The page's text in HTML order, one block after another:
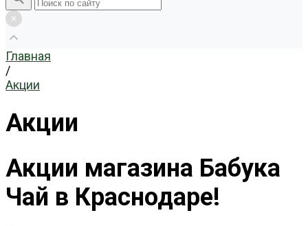
Главная
/
Акции
Акции
Акции магазина Бабука
Чай в Краснодаре!